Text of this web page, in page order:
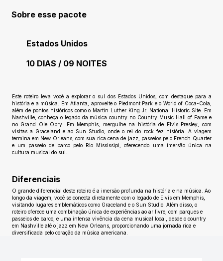
Sobre esse pacote
Estados Unidos
10 DIAS / 09 NOITES
Este roteiro leva você a explorar o sul dos Estados Unidos, com destaque para a
história e a música. Em Atlanta, aproveite o Piedmont Park e o World of Coca-Cola,
além de pontos históricos como o Martin Luther King Jr. National Historic Site. Em
Nashville, conheça o legado da música country no Country Music Hall of Fame e
no Grand Ole Opry. Em Memphis, mergulhe na história de Elvis Presley, com
visitas a Graceland e ao Sun Studio, onde o rei do rock fez história. A viagem
termina em New Orleans, com sua rica cena de jazz, passeios pelo French Quarter
e um passeio de barco pelo Rio Mississipi, oferecendo uma imersão única na
cultura musical do sul.
Diferenciais
O grande diferencial deste roteiro é a imersão profunda na história e na música. Ao
longo da viagem, você se conecta diretamente com o legado de Elvis em Memphis,
visitando lugares emblemáticos como Graceland e o Sun Studio. Além disso, o
roteiro oferece uma combinação única de experiências ao ar livre, com parques e
passeios de barco, e uma intensa vivência da cena musical local, desde o country
em Nashville até o jazz em New Orleans, proporcionando uma jornada rica e
diversificada pelo coração da música americana.